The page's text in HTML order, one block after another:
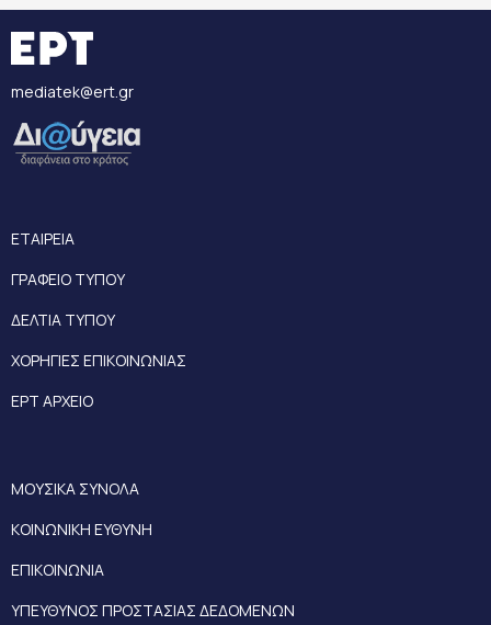
mediatek@ert.gr
ΕΤΑΙΡΕΙΑ
ΓΡΑΦΕΙΟ ΤΥΠΟΥ
ΔΕΛΤΙΑ ΤΥΠΟΥ
ΧΟΡΗΓΙΕΣ ΕΠΙΚΟΙΝΩΝΙΑΣ
ΕΡΤ ΑΡΧΕΙΟ
ΜΟΥΣΙΚΑ ΣΥΝΟΛΑ
ΚΟΙΝΩΝΙΚΗ ΕΥΘΥΝΗ
ΕΠΙΚΟΙΝΩΝΙΑ
ΥΠΕΥΘΥΝΟΣ ΠΡΟΣΤΑΣΙΑΣ ΔΕΔΟΜΕΝΩΝ